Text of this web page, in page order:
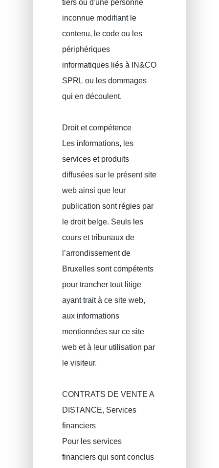
tiers ou d'une personne
inconnue modifiant le
contenu, le code ou les
périphériques
informatiques liés à IN&CO
SPRL ou les dommages
qui en découlent.
Droit et compétence
Les informations, les
services et produits
diffusées sur le présent site
web ainsi que leur
publication sont régies par
le droit belge. Seuls les
cours et tribunaux de
l’arrondissement de
Bruxelles sont compétents
pour trancher tout litige
ayant trait à ce site web,
aux informations
mentionnées sur ce site
web et à leur utilisation par
le visiteur.
CONTRATS DE VENTE A
DISTANCE, Services
financiers
Pour les services
financiers qui sont conclus